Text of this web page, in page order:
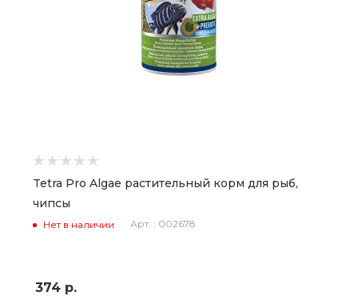
Tetra Pro Algae растительный корм для рыб,
чипсы
Нет в наличии Арт. : 002678
374 р.